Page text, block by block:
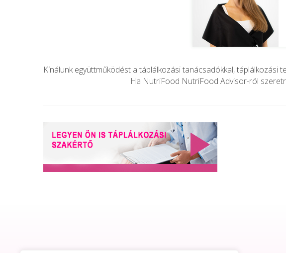
Kínálunk együttműködést a táplálkozási tanácsadókkal,
Ha NutriFood NutriFood Advisor-ról